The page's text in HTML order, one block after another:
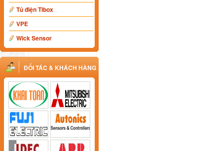
Tủ điện Tibox
VPE
Wick Sensor
ĐỐI TÁC & KHÁCH HÀNG